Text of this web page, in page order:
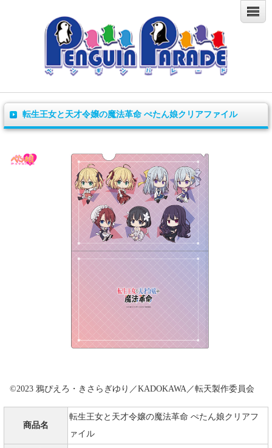
転生王女と天才令嬢の魔法革命 ぺたん娘クリアファイル
©2023 鴉ぴえろ・きさらぎゆり／KADOKAWA／転天製作委員会
商品名
転生王女と天才令嬢の魔法革命 ぺたん娘クリアフ
ァイル